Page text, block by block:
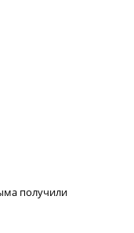
получили